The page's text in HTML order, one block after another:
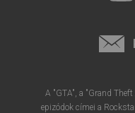
A "GTA", a "Grand Theft
epizódok címei a